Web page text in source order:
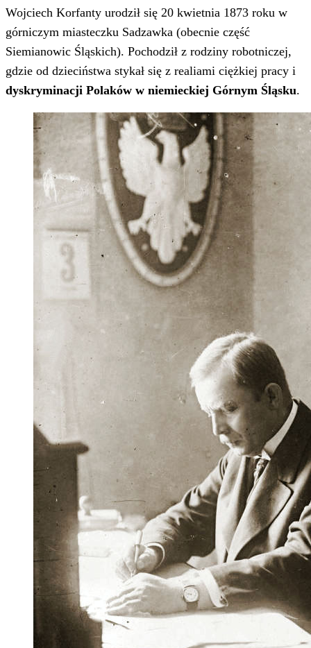
Wojciech Korfanty urodził się 20 kwietnia 1873 roku w
górniczym miasteczku Sadzawka (obecnie część
Siemianowic Śląskich). Pochodził z rodziny robotniczej,
gdzie od dzieciństwa stykał się z realiami ciężkiej pracy i
dyskryminacji Polaków w niemieckiej Górnym Śląsku.